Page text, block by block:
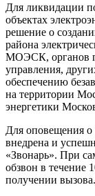
Для ликвидации
объектах
решение о
района
МОЭСК, органов
управления,
обеспечению
на территории
энергетики
Для оповещения
внедрена и
«Звонарь». При
обзвон в течение
получении вызова.